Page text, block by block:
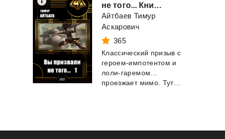
не того... Книга 1
Айтбаев Тимур
Аскарович
365
Классический призыв с
героем-импотентом и
лоли-гаремом...
проезжает мимо. Тут у нас немного другое...